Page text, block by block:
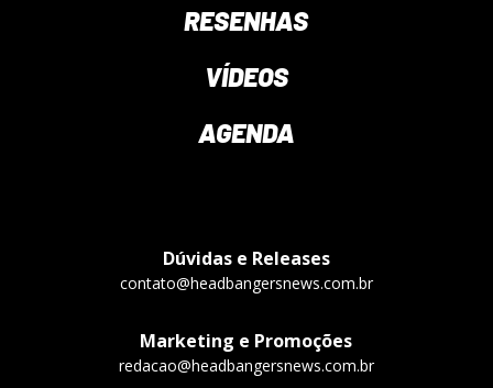
RESENHAS
VÍDEOS
AGENDA
Dúvidas e Releases
contato@headbangersnews.com.br
Marketing e Promoções
redacao@headbangersnews.com.br